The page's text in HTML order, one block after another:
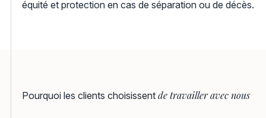
équité et protection en cas de séparation ou de décès.
Pourquoi les clients choisissent de travailler avec nous